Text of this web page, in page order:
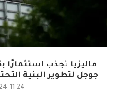
جوجل لتطوير البنية
11-24